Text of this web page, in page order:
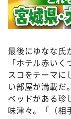
最後にゆなな氏
「ホテル赤い
スコをテーマに
い部屋が満載だ
ベッドがある珍
味津々。「（相